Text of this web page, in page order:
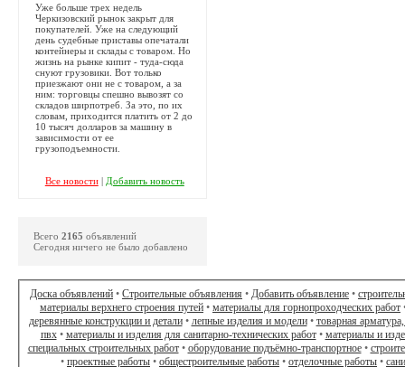
Уже больше трех недель
Черкизовский рынок закрыт для
покупателей. Уже на следующий
день судебные приставы опечатали
контейнеры и склады с товаром. Но
жизнь на рынке кипит - туда-сюда
снуют грузовики. Вот только
приезжают они не с товаром, а за
ним: торговцы спешно вывозят со
складов ширпотреб. За это, по их
словам, приходится платить от 2 до
10 тысяч долларов за машину в
зависимости от ее
грузоподъемности.
Все новости| Добавить новость
Всего 2165 объявлений
Сегодня ничего не было добавлено
Доска объявлений • Строительные объявления • Добавить объявление •
материалы верхнего строения путей • материалы для горнопроходческих работ
деревянные конструкции и детали• лепные изделия и модели• товарная
пвх• материалы и изделия для санитарно-технических работ• материалы и
специальных строительных работ• оборудование подъёмно-транспортное•
• проектные работы • общестроительные работы • отделочные работы •